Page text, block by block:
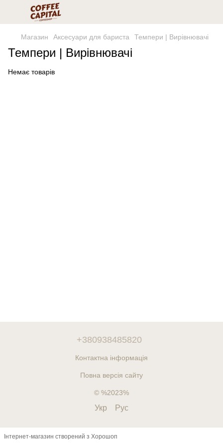
Магазин Аксесуари для бариста Темпери | Вирівнювачі
Темпери | Вирівнювачі
Немає товарів
+380938485820
Контактна інформація
Повна версія сайту
© %2023%
Укр Рус
Інтернет-магазин створений з Хорошоп